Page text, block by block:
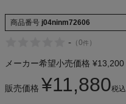
CHUMS
HOKA
もっと見る
商品番号 j04ninm72606
- （0件 ）
メーカー希望小売価格 ¥13,200
販売価格 ¥11,880税込